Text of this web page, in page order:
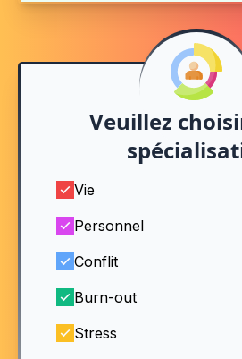
Veuillez
Vie
Personnel
Conflit
Burn-out
Stress